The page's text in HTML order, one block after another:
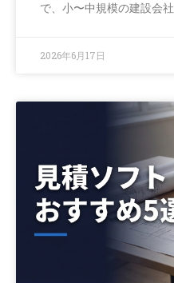
で、小〜中規模の建設会
2026年6月17日